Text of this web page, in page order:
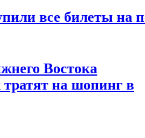
все билеты на
Востока
тратят на шопинг в